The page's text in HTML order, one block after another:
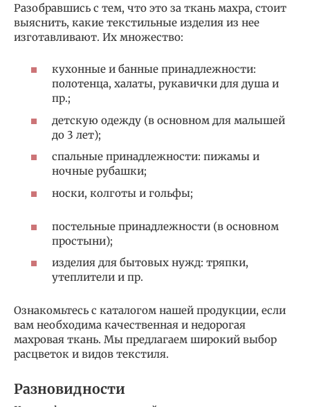
Разобравшись с тем, что это за ткань махра, стоит
выяснить, какие текстильные изделия из нее
изготавливают. Их множество:
кухонные и банные принадлежности:
полотенца, халаты, рукавички для душа и
пр.;
детскую одежду (в основном для малышей
до 3 лет);
спальные принадлежности: пижамы и
ночные рубашки;
носки, колготы и гольфы;
постельные принадлежности (в основном
простыни);
изделия для бытовых нужд: тряпки,
утеплители и пр.
Ознакомьтесь с каталогом нашей продукции, если
вам необходима качественная и недорогая
махровая ткань. Мы предлагаем широкий выбор
расцветок и видов текстиля.
Разновидности